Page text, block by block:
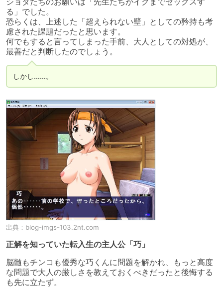
ショタたちのお願いは「先生たちがイクまでセックスす
る」でした。
恐らくは、上述した「超えられない壁」としての矜持も考
慮された課題だったと思います。
何でもすると言ってしまった手前、大人としての対処が、
最善だと判断したのでしょう。
しかし……。
出典： blog-imgs-103.2nt.com
正解を知っていた転入生の主人公「巧」
脳髄もチンコも優秀な巧くんに問題を解かれ、もっと高度
な問題で大人の厳しさを教えておくべきだったと後悔する
も先に立たず。